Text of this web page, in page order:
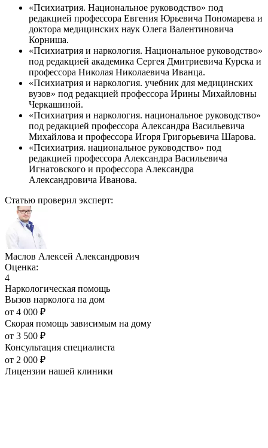
«Психиатрия. Национальное руководство» под
редакцией профессора Евгения Юрьевича Пономарева и
доктора медицинских наук Олега Валентиновича
Корниша.
«Психиатрия и наркология. Национальное руководство»
под редакцией академика Сергея Дмитриевича Курска и
профессора Николая Николаевича Иванца.
«Психиатрия и наркология. учебник для медицинских
вузов» под редакцией профессора Ирины Михайловны
Черкашиной.
«Психиатрия и наркология. национальное руководство»
под редакцией профессора Александра Васильевича
Михайлова и профессора Игоря Григорьевича Шарова.
«Психиатрия. национальное руководство» под
редакцией профессора Александра Васильевича
Игнатовского и профессора Александра
Александровича Иванова.
Статью проверил эксперт:
Маслов Алексей Александрович
Оценка:
4
Наркологическая помощь
Вызов нарколога на дом
от 4 000 ₽
Скорая помощь зависимым на дому
от 3 500 ₽
Консультация специалиста
от 2 000 ₽
Лицензии нашей клиники